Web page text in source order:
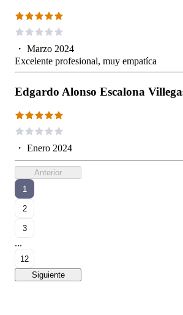
・ Marzo 2024
Excelente profesional, muy empatíca
Edgardo Alonso Escalona
・ Enero 2024
Anterior
1
2
3
...
12
Siguiente